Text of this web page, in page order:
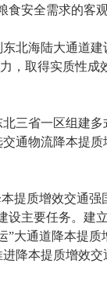
食安全需求的客
海陆大通道建
，取得实质性
三省一区组建
通物流降本提
质增效交通强
主要任务。建
大通道降本提
降本提质增效